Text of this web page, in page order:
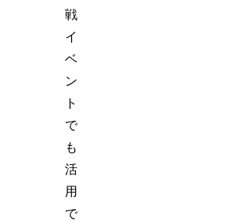
戦
イ
ベ
ン
ト
で
も
活
用
で